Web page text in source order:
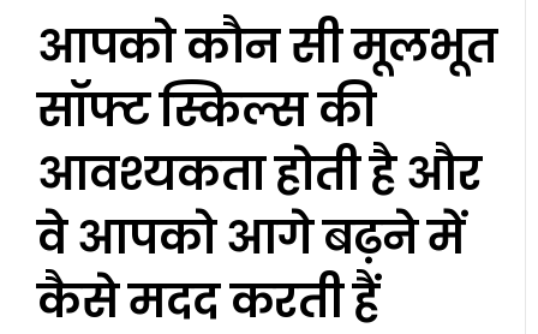
आपको कौन सी मूलभूत
सॉफ्ट स्किल्स की
आवश्यकता होती है और
वे आपको आगे बढ़ने में
कैसे मदद करती हैं